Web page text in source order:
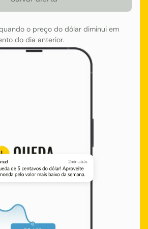
o preço do dólar diminui em
do dia anterior.